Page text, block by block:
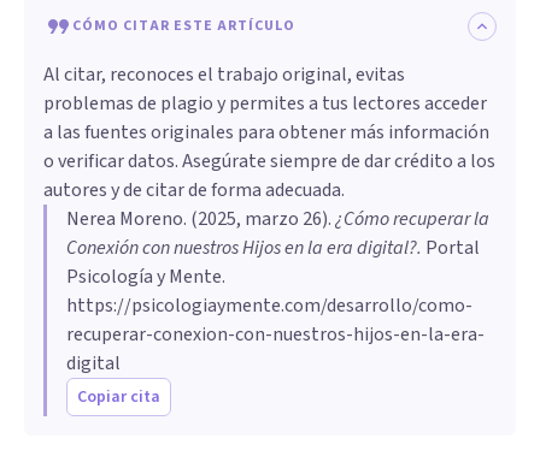
CÓMO CITAR ESTE ARTÍCULO
Al citar, reconoces el trabajo original, evitas
problemas de plagio y permites a tus lectores acceder
a las fuentes originales para obtener más información
o verificar datos. Asegúrate siempre de dar crédito a los
autores y de citar de forma adecuada.
Nerea Moreno. (2025, marzo 26).¿Cómo recuperar la
Conexión con nuestros Hijos en la era digital?. Portal
Psicología y Mente.
https://psicologiaymente.com/desarrollo/como-
recuperar-conexion-con-nuestros-hijos-en-la-era-
digital
Copiar cita